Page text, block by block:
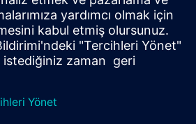
correct antwoordt, bent u klaar om
te nemen.
70%scoort, raden wij u aan de cursus
1(ST-SERV1) te volgen om